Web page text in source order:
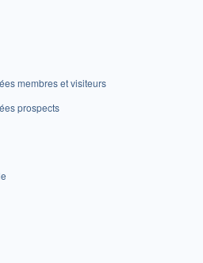
membres et visiteurs
prospects